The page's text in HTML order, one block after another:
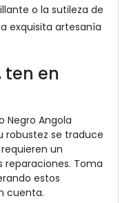
o la sutileza de
exquisita artesanía
ten en
Negro Angola
robustez se traduce
un
Toma
estos
cuenta.